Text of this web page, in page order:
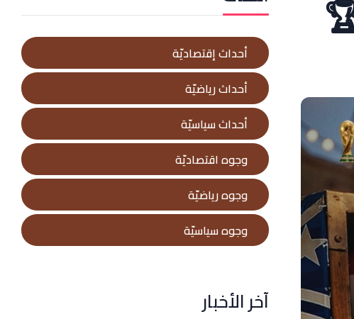
أحداث إقتصاديّة
أحداث رياضيّة
أحداث سياسيّة
وجوه اقتصاديّة
وجوه رياضيّة
وجوه سياسيّة
آخر الأخبار